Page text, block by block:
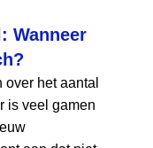
Wanneer
het aantal
is veel gamen